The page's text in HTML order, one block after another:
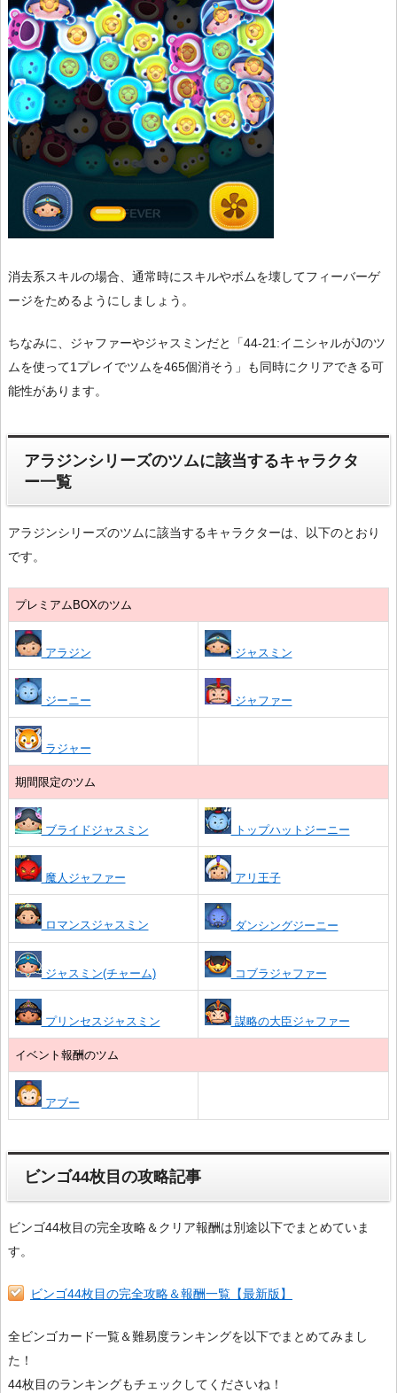
消去系スキルの場合、通常時にスキルやボムを壊してフィーバーゲ
ージをためるようにしましょう。
ちなみに、ジャファーやジャスミンだと「44-21:イニシャルがJのツ
ムを使って1プレイでツムを465個消そう」も同時にクリアできる可
能性があります。
アラジンシリーズのツムに該当するキャラクタ
ー一覧
アラジンシリーズのツムに該当するキャラクターは、以下のとおり
です。
プレミアムBOXのツム
アラジン ジャスミン
ジーニー ジャファー
ラジャー
期間限定のツム
ブライドジャスミン トップハットジーニー
魔人ジャファー アリ王子
ロマンスジャスミン ダンシングジーニー
ジャスミン(チャーム) コブラジャファー
プリンセスジャスミン 謀略の大臣ジャファー
イベント報酬のツム
アブー
ビンゴ44枚目の攻略記事
ビンゴ44枚目の完全攻略＆クリア報酬は別途以下でまとめていま
す。
ビンゴ44枚目の完全攻略＆報酬一覧【最新版】
全ビンゴカード一覧＆難易度ランキングを以下でまとめてみまし
た！
44枚目のランキングもチェックしてくださいね！